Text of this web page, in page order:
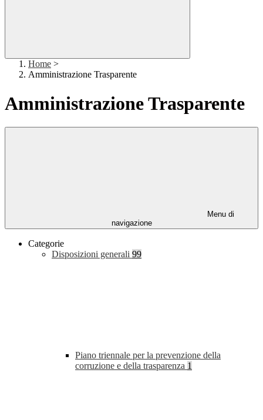
Home >
Amministrazione Trasparente
Amministrazione Trasparente
Menu di
navigazione
Categorie
Disposizioni generali 99
Piano triennale per la prevenzione della
corruzione e della trasparenza 1